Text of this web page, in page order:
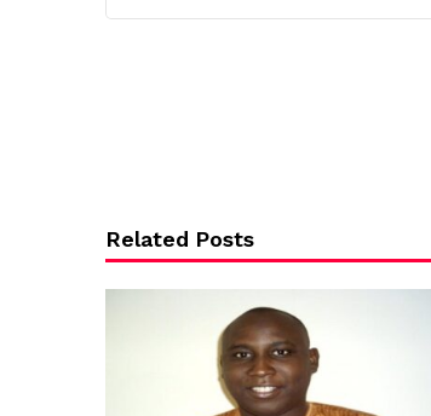
Related Posts